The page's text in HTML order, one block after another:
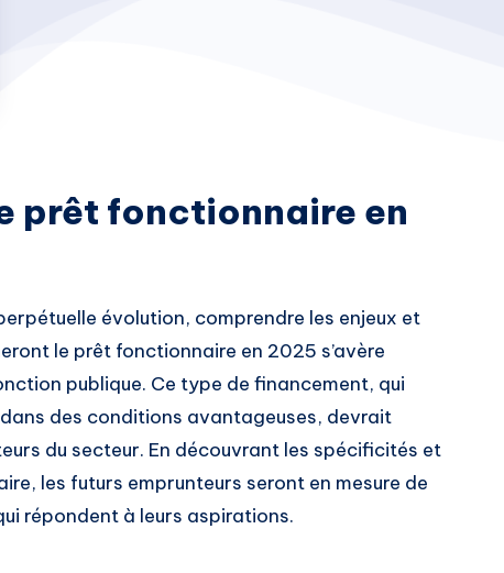
prêt fonctionnaire en
évolution, comprendre les enjeux et
le prêt fonctionnaire en 2025 s’avère
publique. Ce type de financement, qui
des conditions avantageuses, devrait
du secteur. En découvrant les spécificités et
les futurs emprunteurs seront en mesure de
répondent à leurs aspirations.